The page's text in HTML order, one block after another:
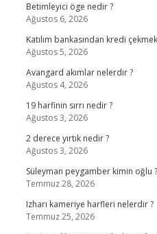
Betimleyici öge nedir ?
Ağustos 6, 2026
Katılım bankasından kredi
Ağustos 5, 2026
Avangard akımlar nelerdir ?
Ağustos 4, 2026
19 harfinin sırrı nedir ?
Ağustos 3, 2026
2 derece yırtık nedir ?
Ağustos 3, 2026
Süleyman peygamber kimin oğlu ?
Temmuz 28, 2026
Izharı kameriye harfleri nelerdir ?
Temmuz 25, 2026